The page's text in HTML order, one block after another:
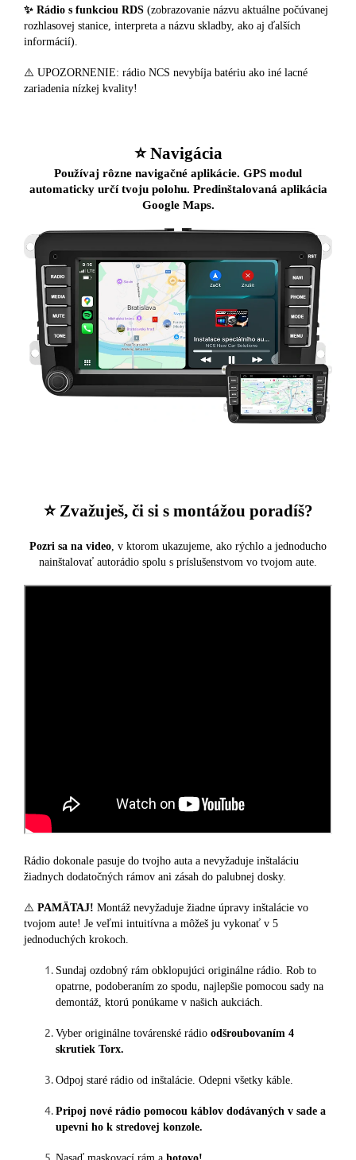
✨ Rádio s funkciou RDS (zobrazovanie názvu aktuálne počúvanej
rozhlasovej stanice, interpreta a názvu skladby, ako aj ďalších
informácií).
⚠️ UPOZORNENIE: rádio NCS nevybíja batériu ako iné lacné
zariadenia nízkej kvality!
⭐️ Navigácia
Používaj rôzne navigačné aplikácie. GPS modul
automaticky určí tvoju polohu. Predinštalovaná aplikácia
Google Maps.
⭐️ Zvažuješ, či si s montážou poradíš?
Pozri sa na video, v ktorom ukazujeme, ako rýchlo a jednoducho
nainštalovať autorádio spolu s príslušenstvom vo tvojom aute.
Rádio dokonale pasuje do tvojho auta a nevyžaduje inštaláciu
žiadnych dodatočných rámov ani zásah do palubnej dosky.
⚠️ PAMÄTAJ! Montáž nevyžaduje žiadne úpravy inštalácie vo
tvojom aute! Je veľmi intuitívna a môžeš ju vykonať v 5
jednoduchých krokoch.
Sundaj ozdobný rám obklopujúci originálne rádio. Rob to
opatrne, podoberaním zo spodu, najlepšie pomocou sady na
demontáž, ktorú ponúkame v našich aukciách.
Vyber originálne továrenské rádio odšroubovaním 4
skrutiek Torx.
Odpoj staré rádio od inštalácie. Odepni všetky káble.
Pripoj nové rádio pomocou káblov dodávaných v sade a
upevni ho k stredovej konzole.